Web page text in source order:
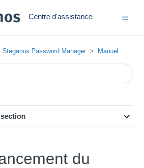
Centre d'assistance
Steganos Password Manager Manuel
du